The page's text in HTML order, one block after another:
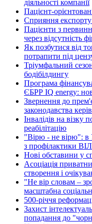
діяльності компанії
Пацієнт-
Сприяння експорту
Пацієнти з
через відсутність
Як позбутися від
потрапити під
Тріумфальний
бодібілдингу
Програма
ЄБРР IQ energy:
Звернення до
законодавства
Інвалідів на візку
реабілітацію
"Вірю - не вірю": в
з профілактики ВІЛ
Нові обставини у
Асоціація
створення і
"Не вір словам –
масштабна
500-річчя
Захист
попадання до